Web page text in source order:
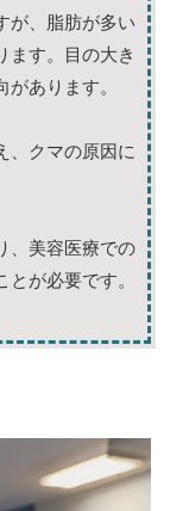
が、脂肪が多い
ます。目の大き
あります。
、クマの原因に
、美容医療での
が必要です。